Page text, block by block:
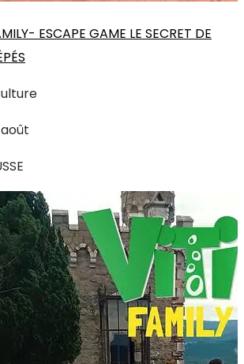
ESCAPE GAME LE SECRET DE
août